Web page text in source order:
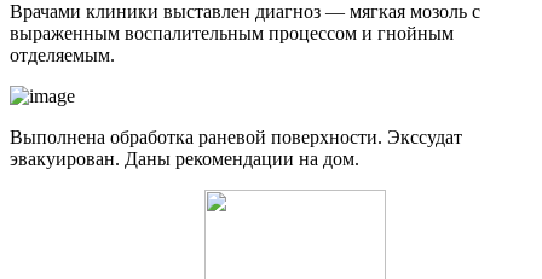
Врачами клиники выставлен диагноз — мягкая мозоль с
выраженным воспалительным процессом и гнойным
отделяемым.
Выполнена обработка раневой поверхности. Экссудат
эвакуирован. Даны рекомендации на дом.